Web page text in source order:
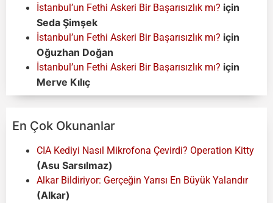
İstanbul’un Fethi Askeri Bir Başarısızlık mı? için
Seda Şimşek
İstanbul’un Fethi Askeri Bir Başarısızlık mı? için
Oğuzhan Doğan
İstanbul’un Fethi Askeri Bir Başarısızlık mı? için
Merve Kılıç
En Çok Okunanlar
CIA Kediyi Nasıl Mikrofona Çevirdi? Operation Kitty
(Asu Sarsılmaz)
Alkar Bildiriyor: Gerçeğin Yarısı En Büyük Yalandır
(Alkar)